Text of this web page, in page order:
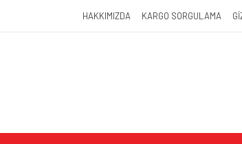
HAKKIMIZDA KARGO SORGULAMA